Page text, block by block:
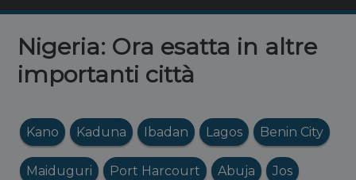
Nigeria: Ora esatta in altre
importanti città
Kano Kaduna Ibadan Lagos Benin City
Maiduguri Port Harcourt Abuja Jos